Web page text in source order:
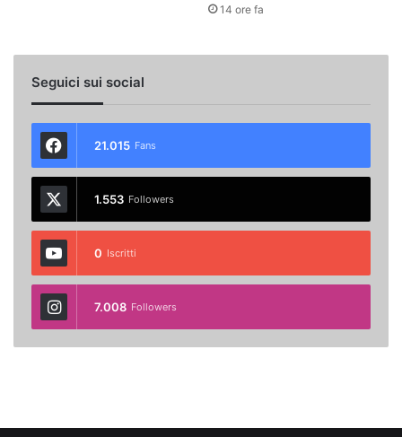
14 ore fa
Seguici sui social
21.015 Fans
1.553 Followers
0 Iscritti
7.008 Followers